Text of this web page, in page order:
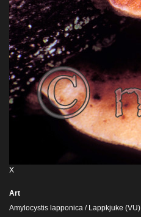
X
Art
Amylocystis lapponica / Lappkjuke (VU)